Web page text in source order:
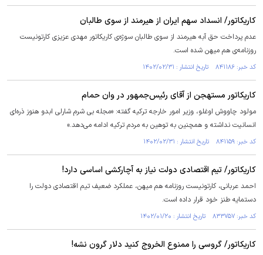
کاریکاتور/ انسداد سهم ایران از هیرمند از سوی طالبان
عدم پرداخت حق آبه هیرمند از سوی طالبان سوژه‌ی کاریکاتور مهدی عزیزی کارتونیست
روزنامه‌ی هم میهن شده است.
کد خبر: ۸۴۱۱۸۶ تاریخ انتشار : ۱۴۰۲/۰۲/۳۱
کاریکاتور مستهجن از آقای رئیس‌جمهور در وان حمام
مولود چاووش اوغلو، وزیر امور خارجه ترکیه گفته: «مجله بی شرم شارلی ابدو هنوز ذره‌ای
انسانیت نداشته و همچنین به توهین به مردم ترکیه ادامه می‌دهد.»
کد خبر: ۸۴۱۱۵۹ تاریخ انتشار : ۱۴۰۲/۰۲/۳۱
کاریکاتور/ تیم اقتصادی دولت نیاز به آچارکشی اساسی دارد!
احمد عربانی، کارتونیست روزنامه هم میهن، عملکرد ضعیف تیم اقتصادی دولت را
دستمایه طنز خود قرار داده است.
کد خبر: ۸۳۳۷۵۷ تاریخ انتشار : ۱۴۰۲/۰۱/۲۰
کاریکاتور/ گروسی را ممنوع الخروج کنید دلار گرون نشه!